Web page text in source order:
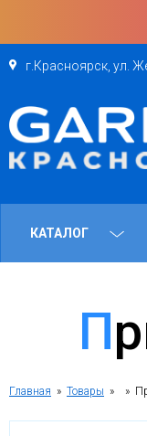
г.Красноярск, ул.
КАТАЛОГ
Главная » Товары » »